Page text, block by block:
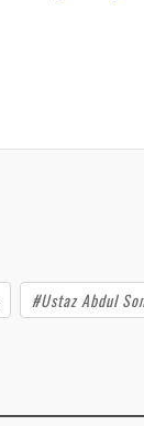
#Ustaz Abdul